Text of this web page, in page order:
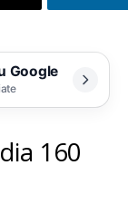
Google
160